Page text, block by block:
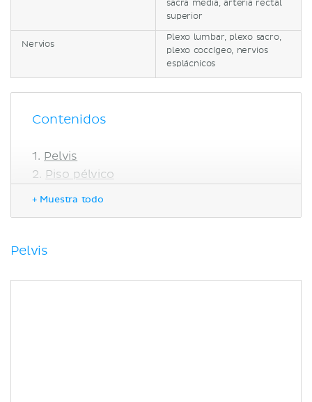
sacra media, arteria rectal
superior
Nervios
Plexo lumbar, plexo sacro,
plexo coccígeo, nervios
esplácnicos
Contenidos
Pelvis
Piso pélvico
Pelvis masculina
Vasos sanguíneos
+ Muestra todo
Pelvis